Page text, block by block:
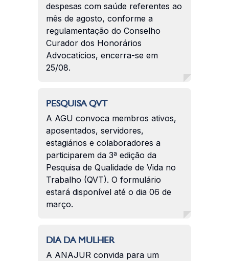
despesas com saúde referentes ao
mês de agosto, conforme a
regulamentação do Conselho
Curador dos Honorários
Advocatícios, encerra-se em
25/08.
PESQUISA QVT
A AGU convoca membros ativos,
aposentados, servidores,
estagiários e colaboradores a
participarem da 3ª edição da
Pesquisa de Qualidade de Vida no
Trabalho (QVT). O formulário
estará disponível até o dia 06 de
março.
DIA DA MULHER
A ANAJUR convida para um